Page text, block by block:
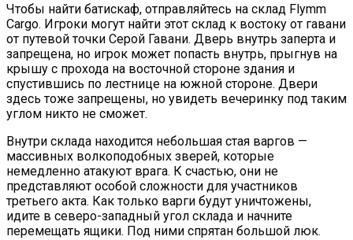
Чтобы найти батискаф, отправляйтесь на склад Flymm
Cargo. Игроки могут найти этот склад к востоку от гавани
от путевой точки Серой Гавани. Дверь внутрь заперта и
запрещена, но игрок может попасть внутрь, прыгнув на
крышу с прохода на восточной стороне здания и
спустившись по лестнице на южной стороне. Двери
здесь тоже запрещены, но увидеть вечеринку под таким
углом никто не сможет.
Внутри склада находится небольшая стая варгов —
массивных волкоподобных зверей, которые
немедленно атакуют врага. К счастью, они не
представляют особой сложности для участников
третьего акта. Как только варги будут уничтожены,
идите в северо-западный угол склада и начните
перемещать ящики. Под ними спрятан большой люк.